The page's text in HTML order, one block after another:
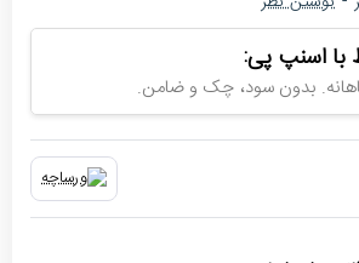
اتمام موجودی
اسنپ پی: